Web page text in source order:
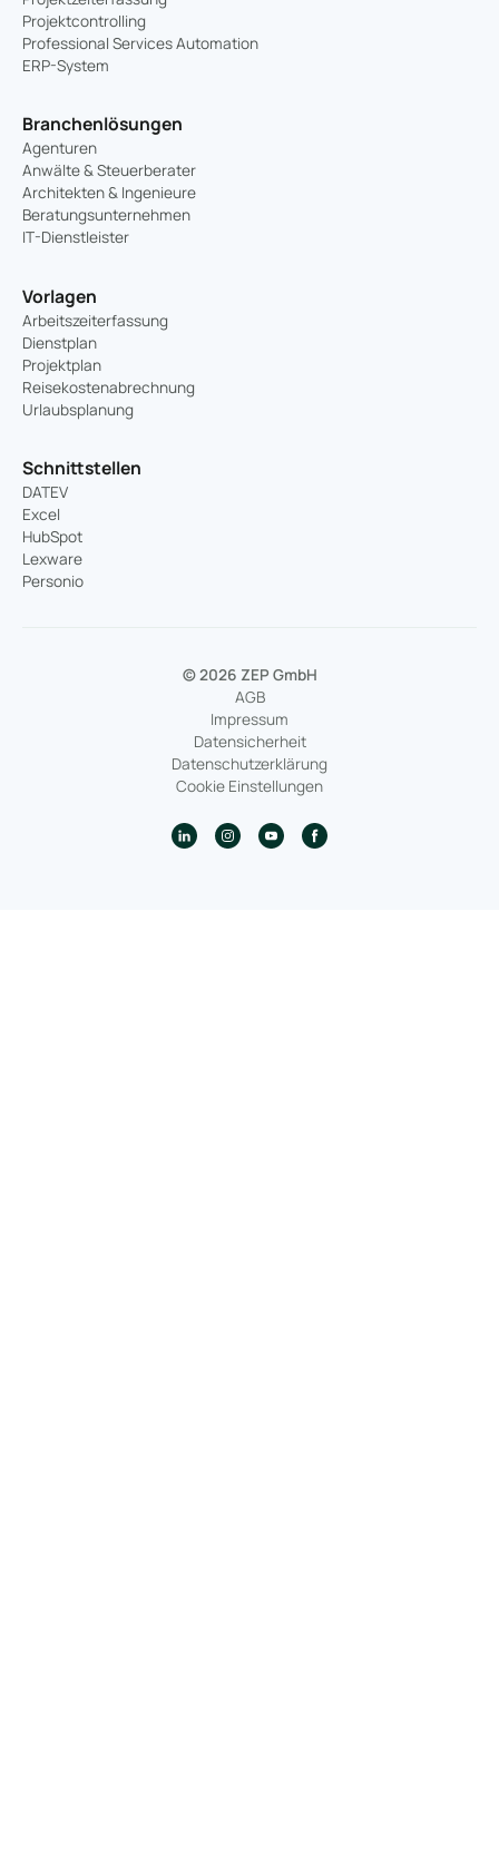
Projektcontrolling
Professional Services Automation
ERP-System
Branchenlösungen
Agenturen
Anwälte & Steuerberater
Architekten & Ingenieure
Beratungsunternehmen
IT-Dienstleister
Vorlagen
Arbeitszeiterfassung
Dienstplan
Projektplan
Reisekostenabrechnung
Urlaubsplanung
Schnittstellen
DATEV
Excel
HubSpot
Lexware
Personio
© 2026 ZEP GmbH
AGB
Impressum
Datensicherheit
Datenschutzerklärung
Cookie Einstellungen